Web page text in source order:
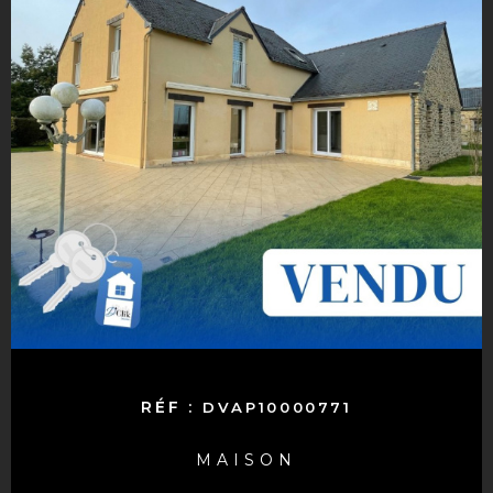
RÉF : DVAP10000771
MAISON